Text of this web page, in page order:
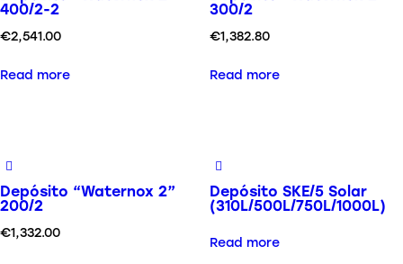
400/2-2
€2,541.00
Read more
300/2
€1,382.80
Read more
Depósito “Waternox 2”
200/2
€1,332.00
Depósito SKE/5 Solar
(310L/500L/750L/1000L)
Read more